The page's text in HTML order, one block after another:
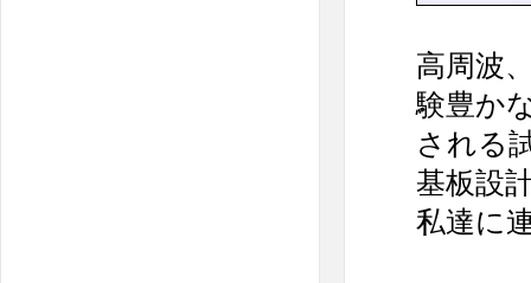
高周波
験豊か
される
基板設
私達に